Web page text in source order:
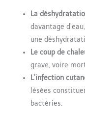
La
davantage
une
Le coup de
grave, voire
L’infection
lésées
bactéries.